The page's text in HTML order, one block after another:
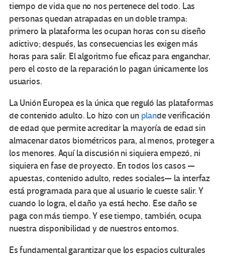
tiempo de vida que no nos pertenece del todo. Las
personas quedan atrapadas en un doble trampa:
primero la plataforma les ocupan horas con su diseño
adictivo; después, las consecuencias les exigen más
horas para salir. El algoritmo fue eficaz para enganchar,
pero el costo de la reparación lo pagan únicamente los
usuarios.
La Unión Europea es la única que reguló las plataformas
de contenido adulto. Lo hizo con un plande verificación
de edad que permite acreditar la mayoría de edad sin
almacenar datos biométricos para, al menos, proteger a
los menores. Aquí la discusión ni siquiera empezó, ni
siquiera en fase de proyecto. En todos los casos —
apuestas, contenido adulto, redes sociales— la interfaz
está programada para que al usuario le cueste salir. Y
cuando lo logra, el daño ya está hecho. Ese daño se
paga con más tiempo. Y ese tiempo, también, ocupa
nuestra disponibilidad y de nuestros entornos.
Es fundamental garantizar que los espacios culturales